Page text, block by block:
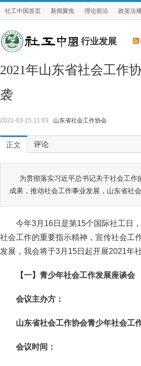
社工中国首页 新闻聚焦 理论前沿 政策法
行业发展
2021年山东省社会工作
袭
2021-03-15 11:03 山东省社会工作协会
正文 评论
为贯彻落实习近平总书记关于社会工
成果，推动社会工作事业发展，山东省社
今年3月16日是第15个国际社工日
社会工作的重要指示精神，宣传社会工
发展，我会将于3月15日起开展2021年
【一】 青少年社会工作发展座谈会
会议主办方：
山东省社会工作协会青少年社会工
会议时间：